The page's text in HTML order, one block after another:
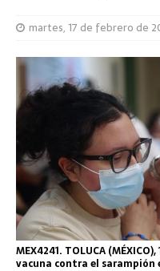
martes, 17 de febrero de
MEX4241. TOLUCA
vacuna contra el sarampión